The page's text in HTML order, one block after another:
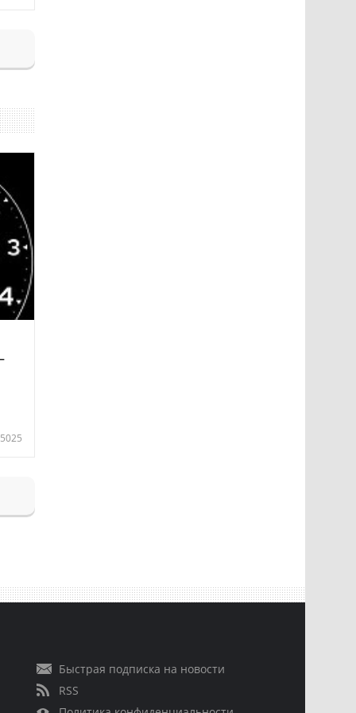
5025
Быстрая подписка на новости
RSS